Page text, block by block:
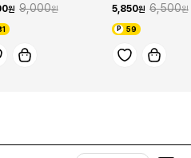
9,000
5,850
6,500
59